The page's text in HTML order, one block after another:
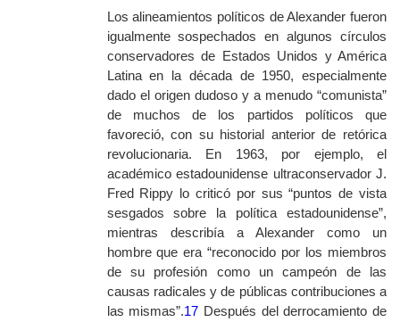
Los alineamientos políticos de Alexander fueron
igualmente sospechados en algunos círculos
conservadores de Estados Unidos y América
Latina en la década de 1950, especialmente
dado el origen dudoso y a menudo “comunista”
de muchos de los partidos políticos que
favoreció, con su historial anterior de retórica
revolucionaria. En 1963, por ejemplo, el
académico estadounidense ultraconservador J.
Fred Rippy lo criticó por sus “puntos de vista
sesgados sobre la política estadounidense”,
mientras describía a Alexander como un
hombre que era “reconocido por los miembros
de su profesión como un campeón de las
causas radicales y de públicas contribuciones a
las mismas”.17 Después del derrocamiento de